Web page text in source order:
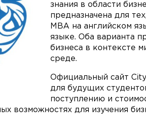
знания в области
предназначена для
MBA на английском
языке. Оба варианта
бизнеса в контексте
среде.
Официальный сайт
для будущих
поступлению и
возможностях для изучения